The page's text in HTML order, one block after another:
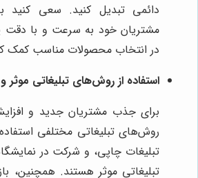
دائمی تبدیل کنید. سعی کنید
مشتریان خود به سرعت و با دقت
در انتخاب محصولات مناسب کمک
استفاده از روش‌های تبلیغاتی موثر و
برای جذب مشتریان جدید و
روش‌های تبلیغاتی مختلفی استفاده
تبلیغات چاپی، و شرکت در
تبلیغاتی موثر هستند. همچنین،